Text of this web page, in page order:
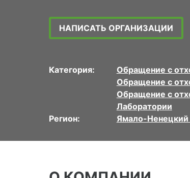
НАПИСАТЬ ОРГАНИЗАЦИИ
Категория: Обращение с
Обращение с
Обращение с
Лаборатории
Регион:
Ямало-Ненецкий